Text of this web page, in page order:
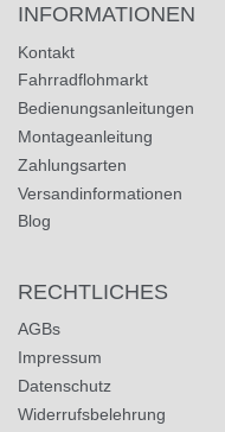
INFORMATIONEN
Kontakt
Fahrradflohmarkt
Bedienungsanleitungen
Montageanleitung
Zahlungsarten
Versandinformationen
Blog
RECHTLICHES
AGBs
Impressum
Datenschutz
Widerrufsbelehrung